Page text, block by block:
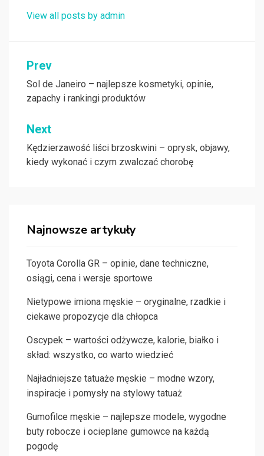
View all posts by admin
Nawigacja
wpisu
Prev
Sol de Janeiro – najlepsze kosmetyki, opinie,
zapachy i rankingi produktów
Next
Kędzierzawość liści brzoskwini – oprysk, objawy,
kiedy wykonać i czym zwalczać chorobę
Najnowsze artykuły
Toyota Corolla GR – opinie, dane techniczne,
osiągi, cena i wersje sportowe
Nietypowe imiona męskie – oryginalne, rzadkie i
ciekawe propozycje dla chłopca
Oscypek – wartości odżywcze, kalorie, białko i
skład: wszystko, co warto wiedzieć
Najładniejsze tatuaże męskie – modne wzory,
inspiracje i pomysły na stylowy tatuaż
Gumofilce męskie – najlepsze modele, wygodne
buty robocze i ocieplane gumowce na każdą
pogodę